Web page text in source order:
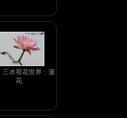
三水荷花世界：蓮
花